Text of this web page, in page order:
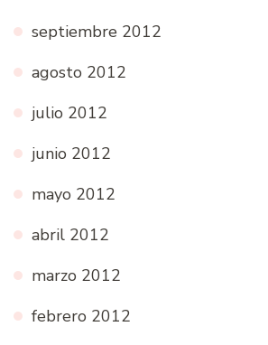
septiembre 2012
agosto 2012
julio 2012
junio 2012
mayo 2012
abril 2012
marzo 2012
febrero 2012